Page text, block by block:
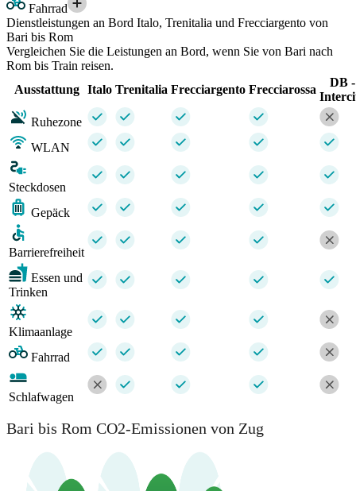
Fahrrad
Dienstleistungen an Bord Italo, Trenitalia und Frecciargento von
Bari bis Rom
Vergleichen Sie die Leistungen an Bord, wenn Sie von Bari nach
Rom bis Train reisen.
Ausstattung
Italo Trenitalia Frecciargento Frecciarossa
DB -
Ruhezone
WLAN
Steckdosen
Gepäck
Barrierefreiheit
Essen und
Trinken
Klimaanlage
Fahrrad
Schlafwagen
Bari bis Rom CO2-Emissionen von Zug